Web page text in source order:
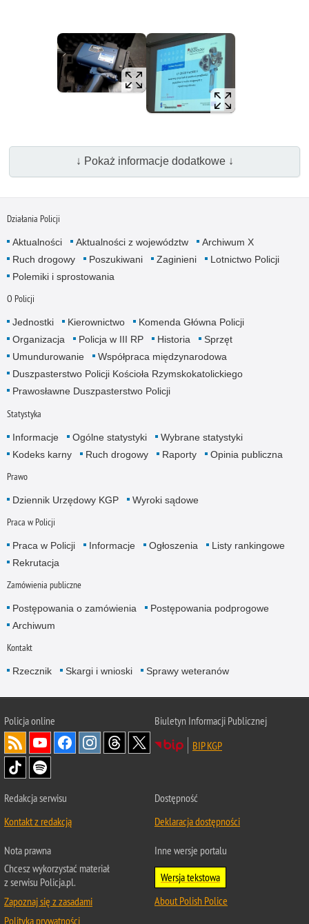
↓ Pokaż informacje dodatkowe ↓
Działania Policji
Aktualności Aktualności z województw
Archiwum X
Ruch drogowy
Poszukiwani Zaginieni
Lotnictwo Policji
Polemiki i sprostowania
O Policji
Jednostki Kierownictwo
Komenda Główna Policji
Organizacja
Policja w III RP Historia
Sprzęt
Umundurowanie
Współpraca międzynarodowa
Duszpasterstwo Policji Kościoła Rzymskokatolickiego
Prawosławne Duszpasterstwo Policji
Statystyka
Informacje Ogólne statystyki
Wybrane statystyki
Kodeks karny
Ruch drogowy Raporty Opinia publiczna
Prawo
Dziennik Urzędowy KGP Wyroki sądowe
Praca w Policji
Praca w Policji Informacje Ogłoszenia
Listy rankingowe
Rekrutacja
Zamówienia publiczne
Postępowania o zamówienia
Postępowania podprogowe
Archiwum
Kontakt
Rzecznik Skargi i wnioski Sprawy weteranów
Policjaonline
Biuletyn Informacji Publicznej
BIP KGP
Redakcja serwisu
Kontakt z redakcją
Dostępność
Deklaracja dostępności
Nota prawna
Chcesz wykorzystać materiał
z serwisu Policja.pl.
Zapoznaj się z zasadami
Polityka prywatności
Inne wersje portalu
Wersja tekstowa
About Polish Police